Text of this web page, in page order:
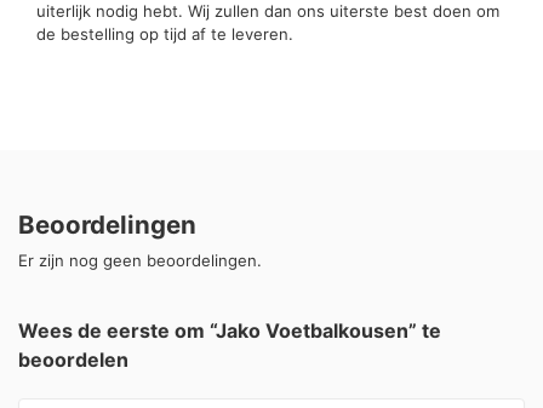
uiterlijk nodig hebt. Wij zullen dan ons uiterste best doen om
de bestelling op tijd af te leveren.
Beoordelingen
Er zijn nog geen beoordelingen.
Wees de eerste om “Jako Voetbalkousen” te
beoordelen